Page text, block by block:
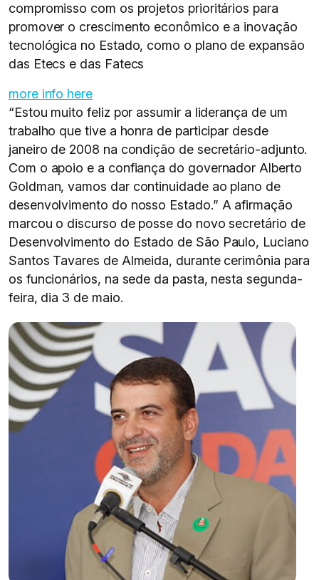
compromisso com os projetos prioritários para
promover o crescimento econômico e a inovação
tecnológica no Estado, como o plano de expansão
das Etecs e das Fatecs
more info here
“Estou muito feliz por assumir a liderança de um
trabalho que tive a honra de participar desde
janeiro de 2008 na condição de secretário-adjunto.
Com o apoio e a confiança do governador Alberto
Goldman, vamos dar continuidade ao plano de
desenvolvimento do nosso Estado.” A afirmação
marcou o discurso de posse do novo secretário de
Desenvolvimento do Estado de São Paulo, Luciano
Santos Tavares de Almeida, durante cerimônia para
os funcionários, na sede da pasta, nesta segunda-
feira, dia 3 de maio.